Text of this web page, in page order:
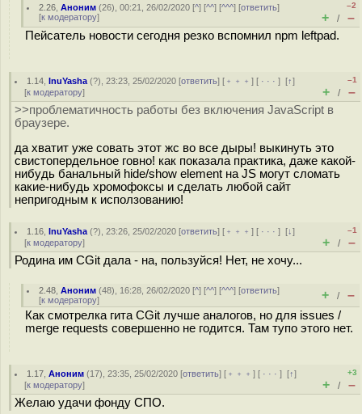
2.26 ,Аноним (26), 00:21, 26/02/2020 [^] [^^] [^^^] [ответить]
[к модератору]
–2
+ / –
Пейсатель новости сегодня резко вспомнил npm leftpad.
1.14 ,InuYasha (?), 23:23, 25/02/2020 [ответить] [ ﹢﹢﹢] [ · · ·][↑]
[к модератору]
–1
+ / –
>>проблематичность работы без включения JavaScript в
браузере.
да хватит уже совать этот жс во все дыры! выкинуть это
свистопердельное говно! как показала практика, даже какой-
нибудь банальный hide/show element на JS могут сломать
какие-нибудь хромофоксы и сделать любой сайт
непригодным к исползованию!
1.16 ,InuYasha (?), 23:26, 25/02/2020 [ответить] [ ﹢﹢﹢] [ · · ·][↓]
[к модератору]
–1
+ / –
Родина им CGit дала - на, пользуйся! Нет, не хочу...
2.48 ,Аноним (48), 16:28, 26/02/2020 [^] [^^] [^^^] [ответить]
[к модератору] + / –
Как смотрелка гита CGit лучше аналогов, но для issues /
merge requests совершенно не годится. Там тупо этого нет.
1.17 ,Аноним (17), 23:35, 25/02/2020 [ответить] [ ﹢﹢﹢] [ · · ·][↑]
[к модератору]
+3
+ / –
Желаю удачи фонду СПО.